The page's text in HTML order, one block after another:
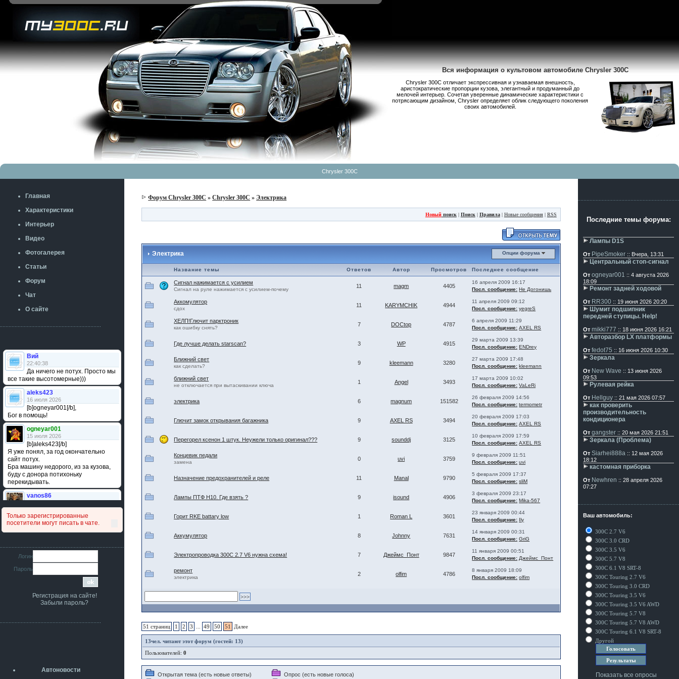
Вся информация о культовом автомобиле Chrysler 300C
Chrysler 300С отличает экспрессивная и узнаваемая внешность,
аристократические пропорции кузова, элегантный и продуманный до
мелочей интерьер. Сочетая уверенные динамические характеристики с
потрясающим дизайном, Chrysler определяет облик следующего поколения
своих автомобилей.
Chrysler 300C
Главная
Характеристики
Интерьер
Видео
Фотогалерея
Статьи
Форум
Чат
О сайте
Вий
22:40:38
Да ничего не потух. Просто мы
все такие высотомерные)))
aleks423
16 июля 2026
[b]ogneyar001[/b],
Бог в помощь!
ogneyar001
15 июля 2026
[b]aleks423[/b]
Я уже понял, за год окончательно
сайт потух.
Бра машину недорого, из за кузова,
буду с донора потихоньку
перекидывать.
vanos86
сравнивал подушку акпп бензиновой и
дизельной машины намера
4578063AG и 4578061AG? По фото
iMrCoffeeBLR4
11 июля 2026
[b]era124[/b],
Ага понял буду знать спасибо
era124
7 июля 2026
разболтовка 5х114.3 спокойно
А здесь уже кладбищенская тишина...
Только зарегистрированные
посетители могут писать в чате.
Логин
Пароль
Регистрация на сайте!
Забыли пароль?
Автоновости
Форум Chrysler 300C »Chrysler 300C »Электрика
Новыйпоиск| Поиск| Правила| Новые сообщения| RSS
Электрика Опции форума
Название темы Ответов Автор Просмотров Последнее сообщение
Сигнал нажимается с усилием
Сигнал на руле нажимается с усилием-почему
11 magm 4405
16 апреля 2009 16:17
Посл. сообщение: Не Догонишь
Аккомулятор
сдох
11 KARYMCHIK 4944
11 апреля 2009 09:12
Посл. сообщение: yegreS
ХЕЛП!Глючит парктроник
как ошибку снять?
7 DOCtop 4787
6 апреля 2009 11:29
Посл. сообщение: AXEL RS
Где лучше делать starscan? 3 WP 4915
29 марта 2009 13:39
Посл. сообщение: ENDrey
Ближний свет
как сделать?
9 kleemann 3280
27 марта 2009 17:48
Посл. сообщение: kleemann
ближний свет
не отключается при вытаскивании ключа
1 Angel 3493
17 марта 2009 10:02
Посл. сообщение: VaLeRi
электрика 6 magnum 151582
26 февраля 2009 14:56
Посл. сообщение: termometr
Глючит замок открывания багажника 9 AXEL RS 3494
20 февраля 2009 17:03
Посл. сообщение: AXEL RS
Перегорел ксенон 1 штук. Неужели только оригинал??? 9 sounddj 3125
10 февраля 2009 17:59
Посл. сообщение: AXEL RS
Концевик педали
замена
0 uvi 3759
9 февраля 2009 11:51
Посл. сообщение: uvi
Назначение предохранителей и реле 11 Manal 9790
5 февраля 2009 17:37
Посл. сообщение: sliM
Лампы ПТФ Н10. Где взять ? 9 isound 4906
3 февраля 2009 23:17
Посл. сообщение: Mika-567
Горит RKE battary low 1 Roman L 3601
23 января 2009 00:44
Посл. сообщение: Ily
Аккумулятор 8 Johnny 7631
14 января 2009 00:31
Посл. сообщение: GriG
Электропроводка 300C 2.7 V6 нужна схема! 7 Джеймс_Понт 9847
11 января 2009 00:51
Посл. сообщение: Джеймс_Понт
ремонт
электрика
2 olfim 4786
8 января 2009 18:09
Посл. сообщение: olfim
51 страниц 1 2 3 49 50 51 Далее
13чел. читают этот форум (гостей: 13)
Пользователей:0
Открытая тема (есть новые ответы) Опрос (есть новые голоса)
Последние темы форума:
Лампы D1S
От PipeSmoker :: Вчера, 13:31
Центральный стоп-сигнал
От ogneyar001 :: 4 августа 2026
18:09
Ремонт задней ходовой
От RR300 :: 19 июня 2026 20:20
Шумит подшипник
передней ступицы. Help!
От mikki777 :: 18 июня 2026 16:21
Авторазбор LX платформы
От fedot75 :: 16 июня 2026 10:30
Зеркала
От New Wave :: 13 июня 2026
09:53
Рулевая рейка
От Hellguy :: 21 мая 2026 07:57
как проверить
производительность
кондиционера
От gangster :: 20 мая 2026 21:51
Зеркала (Проблема)
От Siarhei888a :: 12 мая 2026
18:12
кастомная приборка
От Newhren :: 28 апреля 2026
07:27
Ваш автомобиль:
300C 2.7 V6
300C 3.0 CRD
300C 3.5 V6
300C 5.7 V8
300C 6.1 V8 SRT-8
300C Touring 2.7 V6
300C Touring 3.0 CRD
300C Touring 3.5 V6
300C Touring 3.5 V6 AWD
300C Touring 5.7 V8
300C Touring 5.7 V8 AWD
300C Touring 6.1 V8 SRT-8
Другой
Показать все опросы